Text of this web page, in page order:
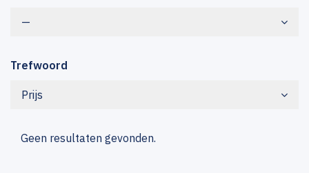
—
Trefwoord
Prijs
Geen resultaten gevonden.